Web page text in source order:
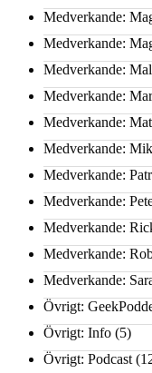
Medverkande:
Medverkande:
Medverkande:
Medverkande:
Medverkande:
Medverkande:
Medverkande:
Medverkande:
Medverkande:
Medverkande:
Medverkande:
Övrigt:
Övrigt: Info (5)
Övrigt: Podcast